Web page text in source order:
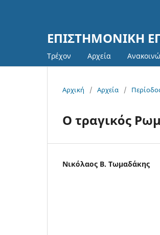
ΕΠΙΣΤΗΜΟΝΙΚΗ
Τρέχον Αρχεία
Αρχική / Αρχεία /
Ο τραγικός
Νικόλαος Β. Τωμαδάκης